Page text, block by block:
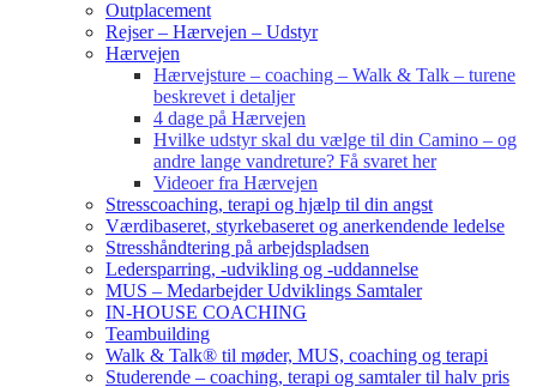
Outplacement
Rejser – Hærvejen – Udstyr
Hærvejen
Hærvejsture – coaching – Walk & Talk – turene
beskrevet i detaljer
4 dage på Hærvejen
Hvilke udstyr skal du vælge til din Camino – og
andre lange vandreture? Få svaret her
Videoer fra Hærvejen
Stresscoaching, terapi og hjælp til din angst
Værdibaseret, styrkebaseret og anerkendende ledelse
Stresshåndtering på arbejdspladsen
Ledersparring, -udvikling og -uddannelse
MUS – Medarbejder Udviklings Samtaler
IN-HOUSE COACHING
Teambuilding
Walk & Talk® til møder, MUS, coaching og terapi
Studerende – coaching, terapi og samtaler til halv pris